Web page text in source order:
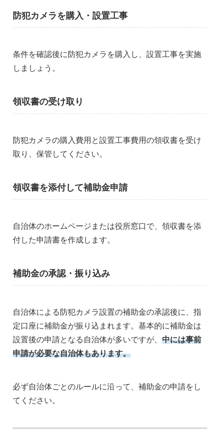
防犯カメラを購入・設置工事
条件を確認後に防犯カメラを購入し、設置工事を実施
しましょう。
領収書の受け取り
防犯カメラの購入費用と設置工事費用の領収書を受け
取り、保管してください。
領収書を添付して補助金申請
自治体のホームページまたは役所窓口で、領収書を添
付した申請書を作成します。
補助金の承認・振り込み
自治体による防犯カメラ設置の補助金の承認後に、指
定口座に補助金が振り込まれます。基本的に補助金は
設置後の申請となる自治体が多いですが、中には事前
申請が必要な自治体もあります。
必ず自治体ごとのルールに沿って、補助金の申請をし
てください。